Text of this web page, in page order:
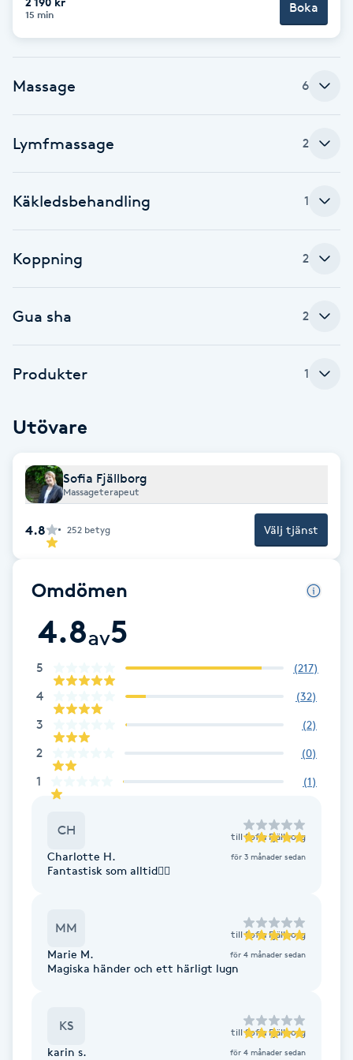
Bambumassage
Barnklippning
Blowout
Brynformning
Brynfärgning
Brynplockning
Coachning
Color correction
Cryoterapi
Damklippning
Diamantslipning
Enzympeeling
Extensions
Eyeliner-tatuering
15 min Boka
Massage 6
Lymfmassage 2
Käkledsbehandling 1
Koppning 2
Gua sha 2
Produkter 1
Utövare
Sofia Fjällborg
Massageterapeut
4.8 252 betyg Välj tjänst
Omdömen
4.8av5
5 (217)
4 (32)
3 (2)
2 (0)
1 (1)
CH till Sofia Fjällborg
Charlotte H. för 3 månader sedan
Fantastisk som alltid👌🏼
MM till Sofia Fjällborg
Marie M. för 4 månader sedan
Magiska händer och ett härligt lugn
KS till Sofia Fjällborg
karin s. för 4 månader sedan